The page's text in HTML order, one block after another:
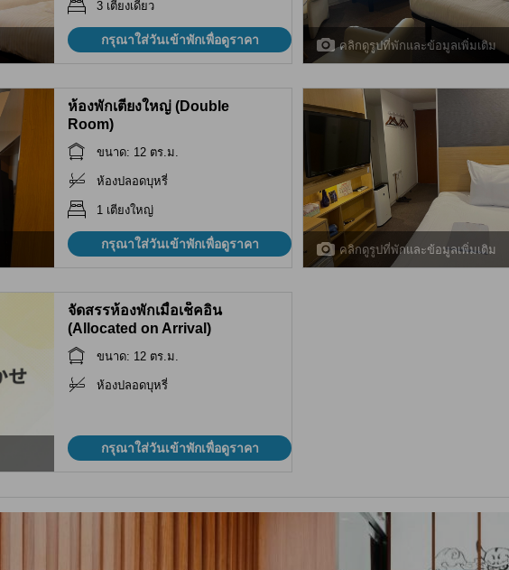
3 เตียงเดี่ยว
กรุณาใส่วันเข้าพักเพื่อดูราคา คลิกดูรูปที่พักและข้อมูลเพิ่มเติม
ห้องพักเตียงใหญ่ (Double
Room)
ขนาด: 12 ตร.ม.
ห้องปลอดบุหรี่
1 เตียงใหญ่
กรุณาใส่วันเข้าพักเพื่อดูราคา คลิกดูรูปที่พักและข้อมูลเพิ่มเติม
จัดสรรห้องพักเมื่อเช็คอิน
(Allocated on Arrival)
ขนาด: 12 ตร.ม.
ห้องปลอดบุหรี่
กรุณาใส่วันเข้าพักเพื่อดูราคา